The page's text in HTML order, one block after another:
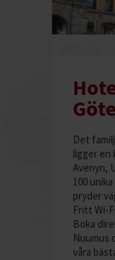
Det
ligger en
Avenyn,
100
pryder
Fritt Wi-
Boka
Nuumus
våra